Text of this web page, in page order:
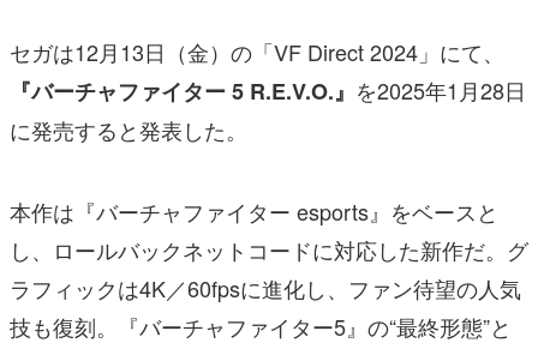
アプリレビュー
その他
運営：株式会社マレ
セガは12月13日（金）の「VF Direct 2024」にて、
『バーチャファイター 5 R.E.V.O.』 を2025年1月28日
に発売すると発表した。
本作は『バーチャファイター esports』をベースと
し、ロールバックネットコードに対応した新作だ。グ
ラフィックは4K／60fpsに進化し、ファン待望の人気
技も復刻。『バーチャファイター5』の“最終形態”と